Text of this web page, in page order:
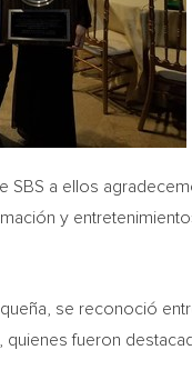
a ellos
y
se reconoció
quienes fueron